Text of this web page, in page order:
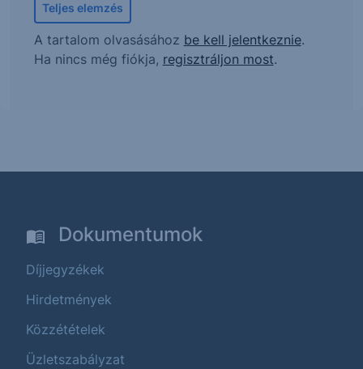
Teljes elemzés
A tartalom olvasásához be kell jelentkeznie.
Ha nincs még fiókja, regisztráljon most.
Dokumentumok
Díjjegyzékek
Hirdetmények
Közzétételek
Üzletszabályzat